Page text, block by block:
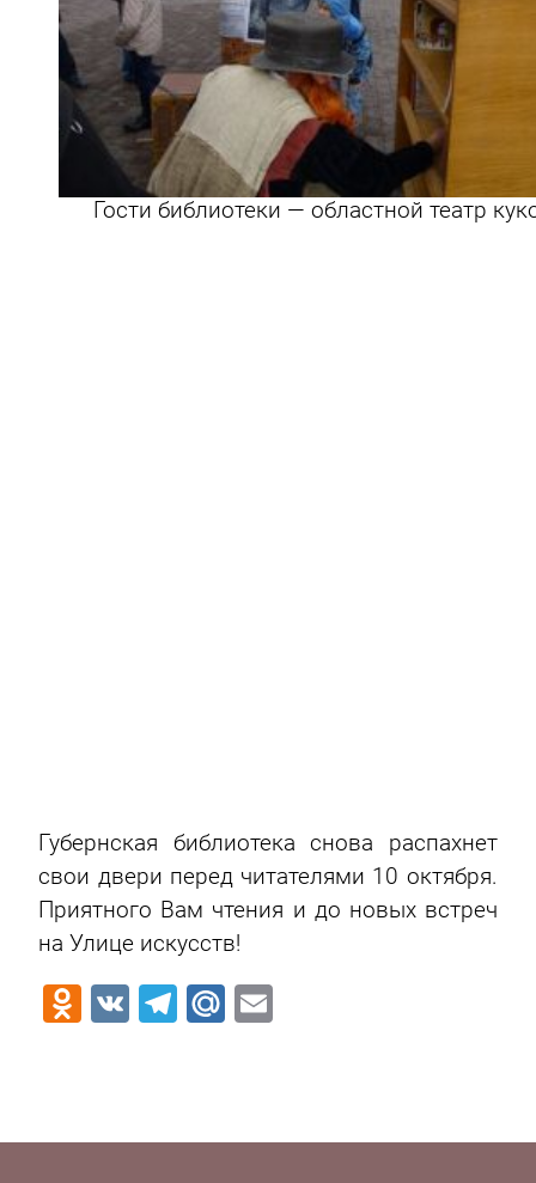
Гости библиотеки — областной театр
Губернская библиотека снова распахнет
свои двери перед читателями 10 октября.
Приятного Вам чтения и до новых встреч
на Улице искусств!
Odnoklassniki
VK Telegram
Mail.Ru